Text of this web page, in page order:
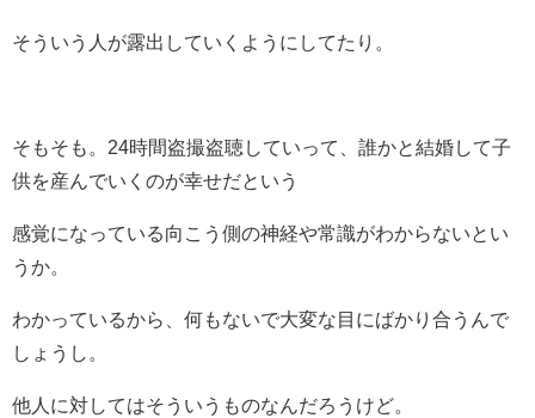
そういう人が露出していくようにしてたり。
そもそも。24時間盗撮盗聴していって、誰かと結婚して子
供を産んでいくのが幸せだという
感覚になっている向こう側の神経や常識がわからないとい
うか。
わかっているから、何もないで大変な目にばかり合うんで
しょうし。
他人に対してはそういうものなんだろうけど。